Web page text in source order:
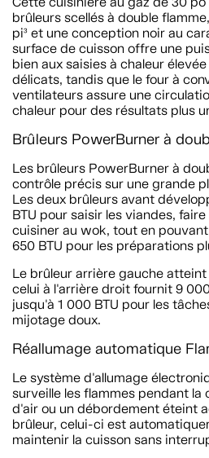
brûleurs scellés à double
pi³ et une conception noir au
surface de cuisson offre une
bien aux saisies à chaleur
délicats, tandis que le four à
ventilateurs assure une
chaleur pour des résultats plus
Brûleurs PowerBurner à
Les brûleurs PowerBurner à
contrôle précis sur une grande
Les deux brûleurs avant
BTU pour saisir les viandes,
cuisiner au wok, tout en
650 BTU pour les préparations
Le brûleur arrière gauche
celui à l'arrière droit fournit 9
jusqu'à 1 000 BTU pour les
mijotage doux.
Réallumage automatique
Le système d'allumage
surveille les flammes pendant la
d'air ou un débordement éteint
brûleur, celui-ci est
maintenir la cuisson sans